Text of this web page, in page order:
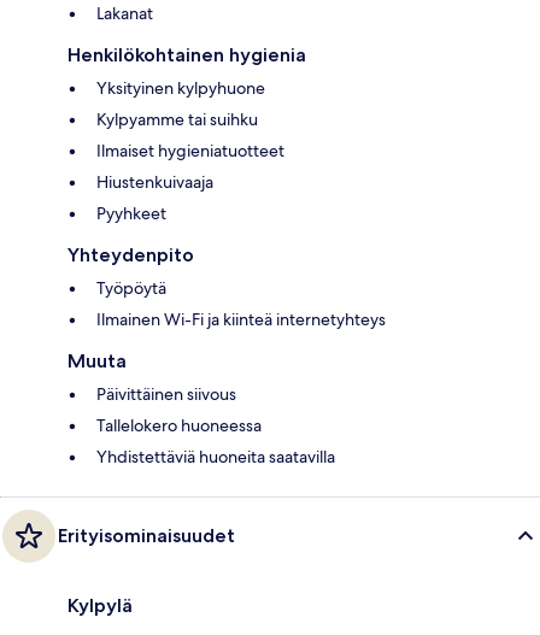
Lakanat
Henkilökohtainen hygienia
Yksityinen kylpyhuone
Kylpyamme tai suihku
Ilmaiset hygieniatuotteet
Hiustenkuivaaja
Pyyhkeet
Yhteydenpito
Työpöytä
Ilmainen Wi-Fi ja kiinteä internetyhteys
Muuta
Päivittäinen siivous
Tallelokero huoneessa
Yhdistettäviä huoneita saatavilla
Erityisominaisuudet
Kylpylä